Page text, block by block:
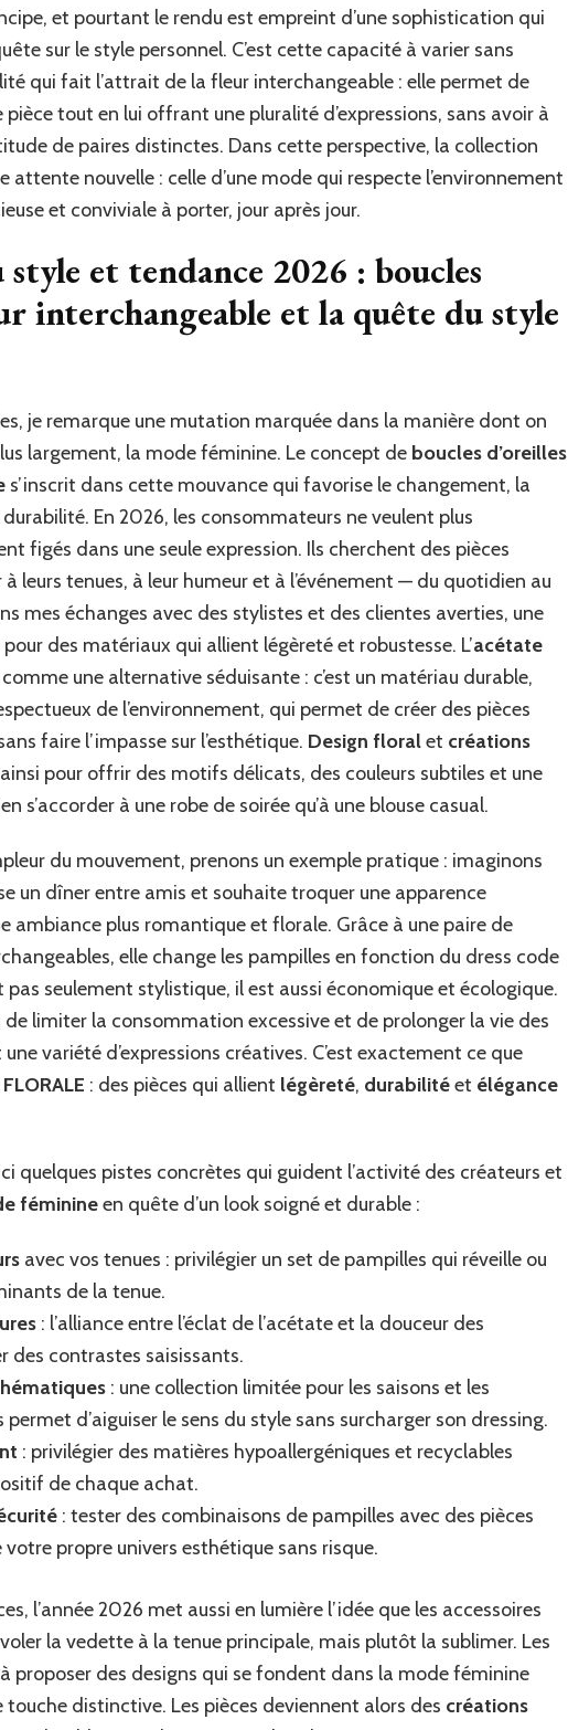
et pourtant le rendu est empreint d’une sophistication qui
sur le style personnel. C’est cette capacité à varier sans
qui fait l’attrait de la fleur interchangeable : elle permet de
pièce tout en lui offrant une pluralité d’expressions, sans avoir à
de paires distinctes. Dans cette perspective, la collection
attente nouvelle : celle d’une mode qui respecte l’environnement
et conviviale à porter, jour après jour.
et tendance 2026 : boucles
interchangeable et la quête du style
je remarque une mutation marquée dans la manière dont on
largement, la mode féminine. Le concept de boucles d’oreilles
s’inscrit dans cette mouvance qui favorise le changement, la
En 2026, les consommateurs ne veulent plus
figés dans une seule expression. Ils cherchent des pièces
à leurs tenues, à leur humeur et à l’événement — du quotidien au
mes échanges avec des stylistes et des clientes averties, une
des matériaux qui allient légèreté et robustesse. L’acétate
comme une alternative séduisante : c’est un matériau durable,
de l’environnement, qui permet de créer des pièces
faire l’impasse sur l’esthétique. Design floralet créations
pour offrir des motifs délicats, des couleurs subtiles et une
s’accorder à une robe de soirée qu’à une blouse casual.
du mouvement, prenons un exemple pratique : imaginons
un dîner entre amis et souhaite troquer une apparence
ambiance plus romantique et florale. Grâce à une paire de
elle change les pampilles en fonction du dress code
pas seulement stylistique, il est aussi économique et écologique.
limiter la consommation excessive et de prolonger la vie des
variété d’expressions créatives. C’est exactement ce que
: des pièces qui allient légèreté, durabilitéet élégance
quelques pistes concrètes qui guident l’activité des créateurs et
féminineen quête d’un look soigné et durable :
avec vos tenues : privilégier un set de pampilles qui réveille ou
de la tenue.
: l’alliance entre l’éclat de l’acétate et la douceur des
des contrastes saisissants.
: une collection limitée pour les saisons et les
permet d’aiguiser le sens du style sans surcharger son dressing.
: privilégier des matières hypoallergéniques et recyclables
de chaque achat.
: tester des combinaisons de pampilles avec des pièces
propre univers esthétique sans risque.
l’année 2026 met aussi en lumière l’idée que les accessoires
la vedette à la tenue principale, mais plutôt la sublimer. Les
proposer des designs qui se fondent dans la mode féminine
distinctive. Les pièces deviennent alors des créations